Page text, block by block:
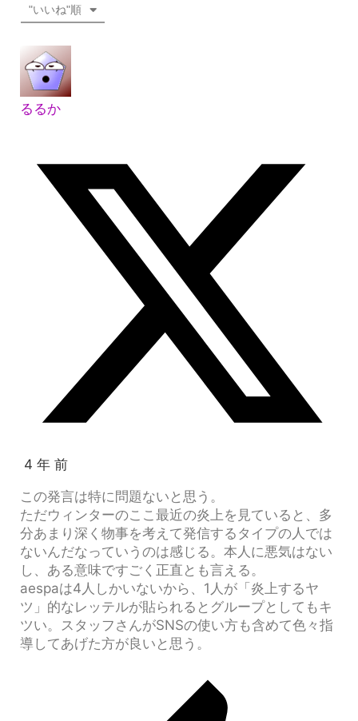
"いいね"順
るるか
4 年 前
この発言は特に問題ないと思う。
ただウィンターのここ最近の炎上を見ていると、多
分あまり深く物事を考えて発信するタイプの人では
ないんだなっていうのは感じる。本人に悪気はない
し、ある意味ですごく正直とも言える。
aespaは4人しかいないから、1人が「炎上するヤ
ツ」的なレッテルが貼られるとグループとしてもキ
ツい。スタッフさんがSNSの使い方も含めて色々指
導してあげた方が良いと思う。